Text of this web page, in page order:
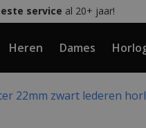
service al 20+ jaar!
Heren Dames
22mm zwart lederen